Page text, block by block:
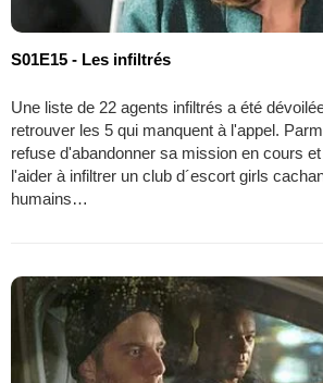
S01E15 - Les infiltrés
Une liste de 22 agents infiltrés a été
retrouver les 5 qui manquent à l'appel.
refuse d'abandonner sa mission en cours
l'aider à infiltrer un club d´escort girls
humains…